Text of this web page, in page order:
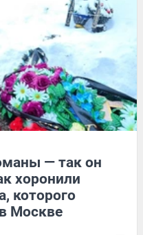
— так он
хоронили
которого
Москве